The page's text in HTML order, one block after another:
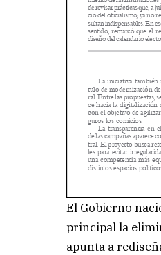
El Gobierno
principal la
apunta a